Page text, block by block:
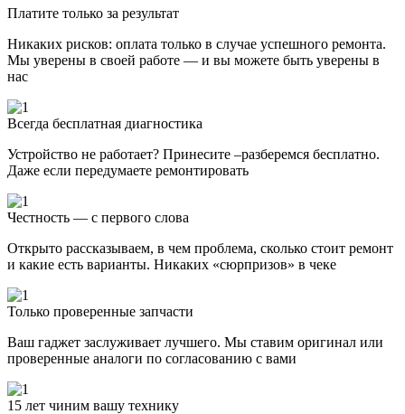
Платите только за результат
Никаких рисков: оплата только в случае успешного ремонта.
Мы уверены в своей работе — и вы можете быть уверены в
нас
Всегда бесплатная диагностика
Устройство не работает? Принесите –разберемся бесплатно.
Даже если передумаете ремонтировать
Честность — с первого слова
Открыто рассказываем, в чем проблема, сколько стоит ремонт
и какие есть варианты. Никаких «сюрпризов» в чеке
Только проверенные запчасти
Ваш гаджет заслуживает лучшего. Мы ставим оригинал или
проверенные аналоги по согласованию с вами
15 лет чиним вашу технику